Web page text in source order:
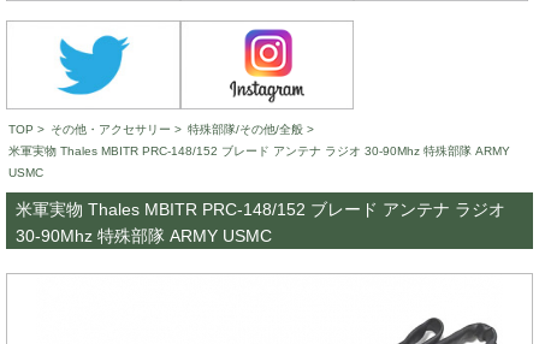
TOP > その他・アクセサリー > 特殊部隊/その他/全般 >
米軍実物 Thales MBITR PRC-148/152 ブレード アンテナ ラジオ 30-90Mhz 特殊部隊 ARMY
USMC
米軍実物 Thales MBITR PRC-148/152 ブレード アンテナ ラジオ
30-90Mhz 特殊部隊 ARMY USMC